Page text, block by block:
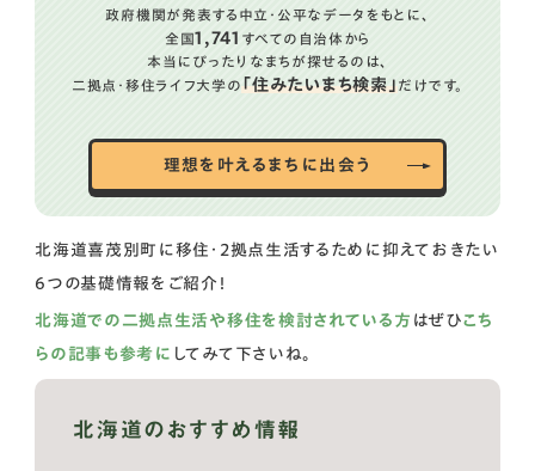
政府機関が発表する中立・公平なデータをもとに、
全国1,741 すべての自治体から
本当にぴったりなまちが探せるのは、
二拠点・移住ライフ大学の「住みたいまち検索」だけです。
理想を叶えるまちに出会う
北海道喜茂別町に移住・2拠点生活するために抑えておきたい
6つの基礎情報をご紹介！
北海道での二拠点生活や移住を検討されている方 はぜひこち
らの記事も参考に してみて下さいね。
北海道のおすすめ情報